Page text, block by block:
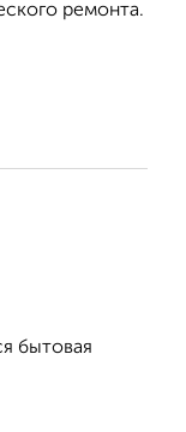
ремонта.
бытовая